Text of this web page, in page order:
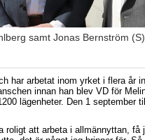
samt Jonas Bernström
har arbetat inom yrket i flera år
innan han blev VD för
lägenheter. Den 1 september
att arbeta i allmännyttan, få